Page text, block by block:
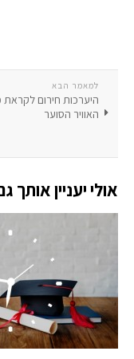
למאמר הבא
היערכות חירום לקראת
האוויר הסוער
אולי יעניין אותך